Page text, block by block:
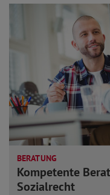
BERATUNG
Kompetente
Sozialrecht